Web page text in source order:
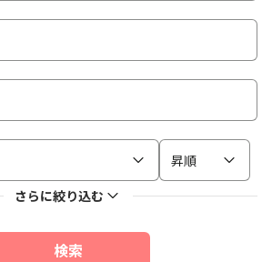
昇順
さらに絞り込む
検索